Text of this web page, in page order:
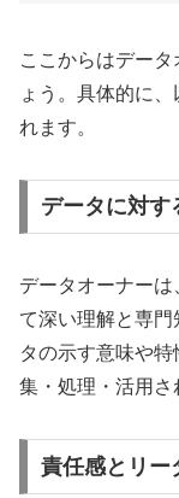
ここからはデー
ょう。具体的に
れます。
データに対す
データオーナー
て深い理解と専
タの示す意味や
集・処理・活用さ
責任感とリー